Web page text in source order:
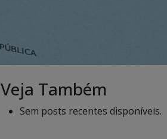
Veja Também
Sem posts recentes disponíveis.